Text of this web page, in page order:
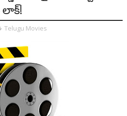
Telugu Movies